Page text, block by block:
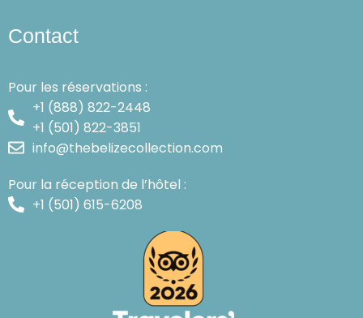
Contact
Pour les réservations :
+1 (888) 822-2448
+1 (501) 822-3851
info@thebelizecollection.com
Pour la réception de l’hôtel :
+1 (501) 615-6208